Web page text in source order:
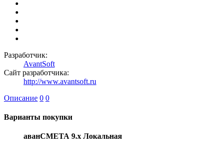
Разработчик:
AvantSoft
Сайт разработчика:
http://www.avantsoft.ru
Описание 0 0
Варианты покупки
аванСМЕТА 9.x Локальная